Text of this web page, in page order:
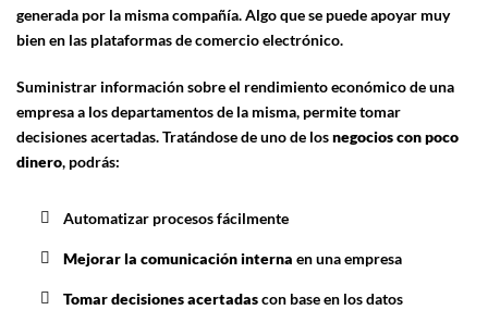
generada por la misma compañía. Algo que se puede apoyar muy
bien en las plataformas de comercio electrónico.
Suministrar información sobre el rendimiento económico de una
empresa a los departamentos de la misma, permite tomar
decisiones acertadas. Tratándose de uno de losnegocios con poco
dinero, podrás:
Automatizar procesos fácilmente
Mejorar la comunicacióninterna en una empresa
Tomar decisiones acertadascon base en los datos